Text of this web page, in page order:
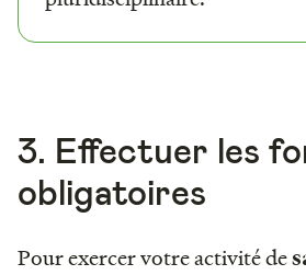
3. Effectuer les
obligatoires
Pour exercer votre activité de